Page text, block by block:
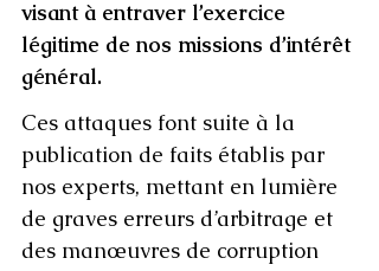
visant à entraver l’exercice
légitime de nos missions d’intérêt
général.
Ces attaques font suite à la
publication de faits établis par
nos experts, mettant en lumière
de graves erreurs d’arbitrage et
des manœuvres de corruption